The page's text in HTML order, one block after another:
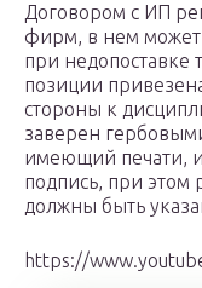
Договором с ИП
фирм, в нем может
при недопоставке
позиции
стороны к
заверен
имеющий печати,
подпись, при этом
должны быть
https://